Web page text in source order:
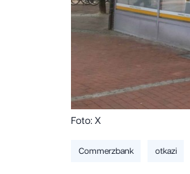
Foto: X
Commerzbank otkazi